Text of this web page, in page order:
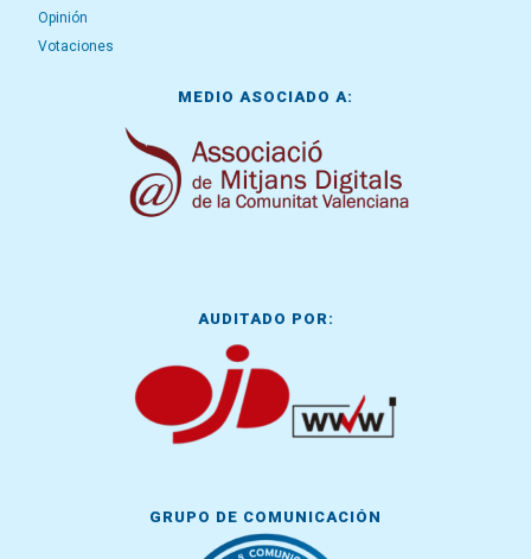
Opinión
Votaciones
MEDIO ASOCIADO A:
AUDITADO POR:
GRUPO DE COMUNICACIÓN